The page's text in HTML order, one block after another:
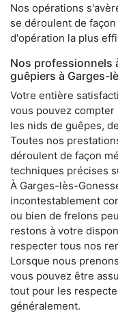
Nos opérations
se déroulent de
d'opération la plus
Nos professionnels
guêpiers à Garges-
Votre entière
vous pouvez
les nids de guêpes,
Toutes nos
déroulent de façon
techniques précises
À Garges-lès-
incontestablement
ou bien de frelons
restons à votre
respecter tous nos
Lorsque nous
vous pouvez être
tout pour les
généralement.